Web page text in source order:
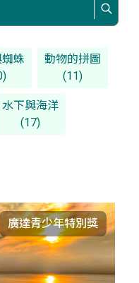
蛛
動物的拼圖
(11)
水下與海洋
(17)
廣達青少年特別獎